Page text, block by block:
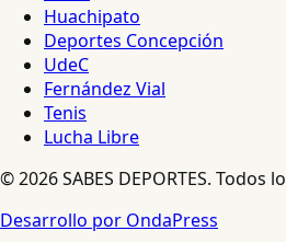
Huachipato
Deportes Concepción
UdeC
Fernández Vial
Tenis
Lucha Libre
© 2026 SABES DEPORTES. Todos
Desarrollo por OndaPress